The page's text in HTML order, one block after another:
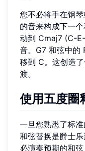
您不必将手在钢
的音来构成下一
动到 Cmaj7 (C-
音。G7 和弦中的
移到 C。这创造
渡。
使用五度圈
一旦您熟悉了标
和弦替换是爵士
必演奏预期的和